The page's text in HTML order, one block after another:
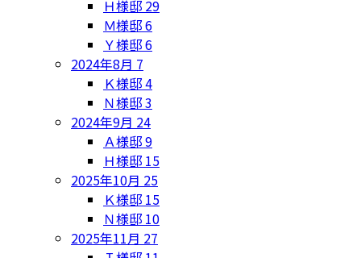
Ｈ様邸 29
Ｍ様邸6
Ｙ様邸6
2024年8月 7
Ｋ様邸4
Ｎ様邸3
2024年9月 24
Ａ様邸9
Ｈ様邸 15
2025年10月 25
Ｋ様邸 15
Ｎ様邸 10
2025年11月 27